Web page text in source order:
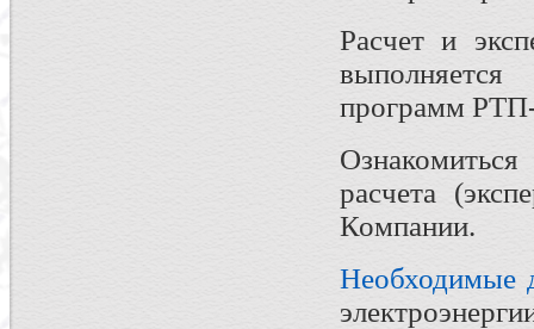
Расчет и
программ
расчета
Компании.
Необходимые